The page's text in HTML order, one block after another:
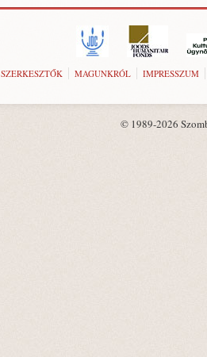
SZERKESZTŐK MAGUNKRÓL IMPRESSZUM
© 1989-2026